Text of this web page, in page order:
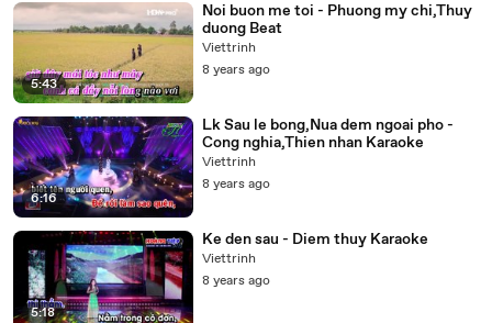
5:43
Noi buon me toi - Phuong my chi,Thuy
duong Beat
Viettrinh
8 years ago
6:16
Lk Sau le bong,Nua dem ngoai pho -
Cong nghia,Thien nhan Karaoke
Viettrinh
8 years ago
5:18
Ke den sau - Diem thuy Karaoke
Viettrinh
8 years ago